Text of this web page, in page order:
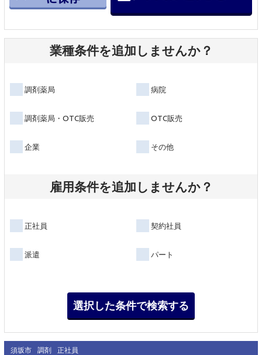
業種条件を追加しませんか？
調剤薬局 病院
調剤薬局・OTC販売 OTC販売
企業 その他
雇用条件を追加しませんか？
正社員 契約社員
派遣 パート
須坂市 調剤 正社員